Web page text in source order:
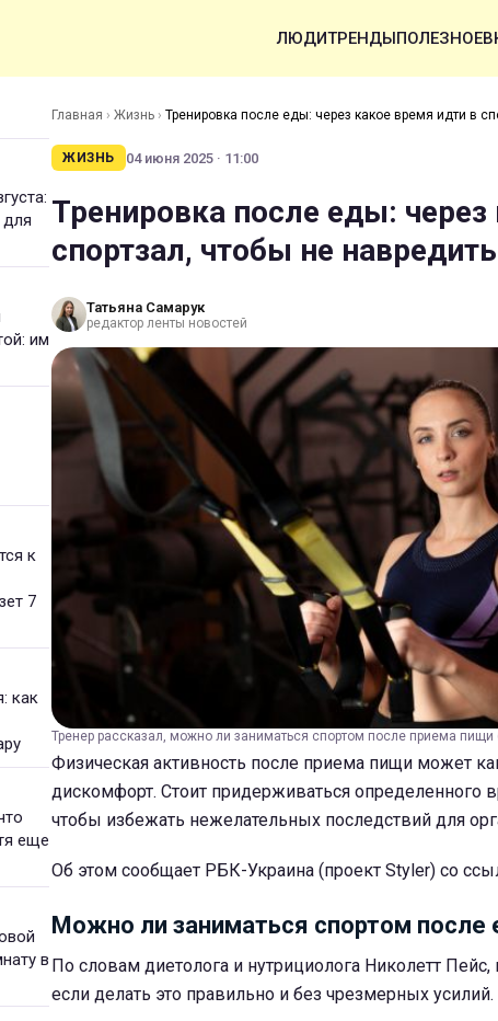
ЛЮДИТРЕНДЫПОЛЕЗНОЕ
для
им
к
7
как
еще
в
Главная › Жизнь › Тренировка после еды: через какое время идти в
ЖИЗНЬ 04 июня 2025 · 11:00
Тренировка после еды:
спортзал, чтобы не
Татьяна Самарук
редактор ленты новостей
Тренер рассказал, можно ли заниматься спортом после приема пищи
Физическая активность после приема пищи может
дискомфорт. Стоит придерживаться определенного
чтобы избежать нежелательных последствий для
Об этом сообщает РБК-Украина (проект Styler) со
Можно ли заниматься спортом после
По словам диетолога и нутрициолога Николетт
если делать это правильно и без чрезмерных